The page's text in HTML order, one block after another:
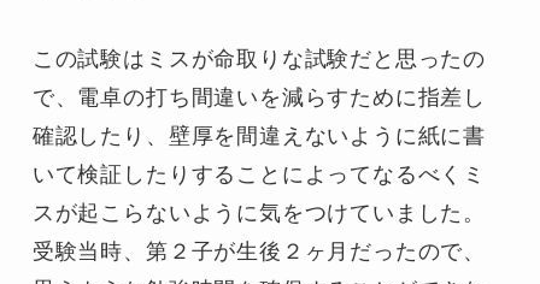
この試験はミスが命取りな試験だと思ったの
で、電卓の打ち間違いを減らすために指差し
確認したり、壁厚を間違えないように紙に書
いて検証したりすることによってなるべくミ
スが起こらないように気をつけていました。
受験当時、第２子が生後２ヶ月だったので、